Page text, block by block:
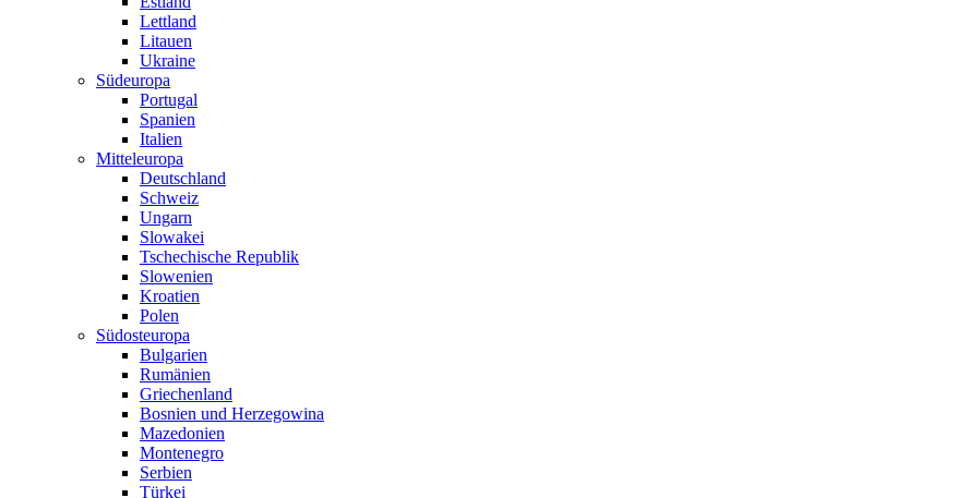
Lettland
Litauen
Ukraine
Südeuropa
Portugal
Spanien
Italien
Mitteleuropa
Deutschland
Schweiz
Ungarn
Slowakei
Tschechische Republik
Slowenien
Kroatien
Polen
Südosteuropa
Bulgarien
Rumänien
Griechenland
Bosnien und Herzegowina
Mazedonien
Montenegro
Serbien
Türkei